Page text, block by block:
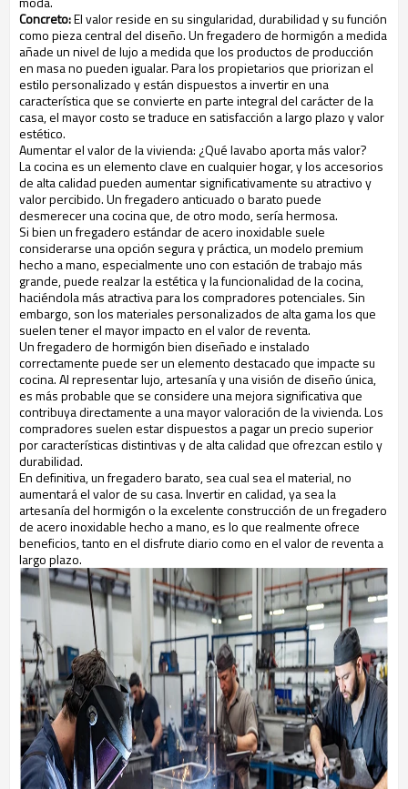
Concreto:El valor reside en su singularidad, durabilidad y su función
como pieza central del diseño. Un fregadero de hormigón a medida
añade un nivel de lujo a medida que los productos de producción
en masa no pueden igualar. Para los propietarios que priorizan el
estilo personalizado y están dispuestos a invertir en una
característica que se convierte en parte integral del carácter de la
casa, el mayor costo se traduce en satisfacción a largo plazo y valor
estético.
Aumentar el valor de la vivienda: ¿Qué lavabo aporta más valor?
La cocina es un elemento clave en cualquier hogar, y los accesorios
de alta calidad pueden aumentar significativamente su atractivo y
valor percibido. Un fregadero anticuado o barato puede
desmerecer una cocina que, de otro modo, sería hermosa.
Si bien un fregadero estándar de acero inoxidable suele
considerarse una opción segura y práctica, un modelo premium
hecho a mano, especialmente uno con estación de trabajo más
grande, puede realzar la estética y la funcionalidad de la cocina,
haciéndola más atractiva para los compradores potenciales. Sin
embargo, son los materiales personalizados de alta gama los que
suelen tener el mayor impacto en el valor de reventa.
Un fregadero de hormigón bien diseñado e instalado
correctamente puede ser un elemento destacado que impacte su
cocina. Al representar lujo, artesanía y una visión de diseño única,
es más probable que se considere una mejora significativa que
contribuya directamente a una mayor valoración de la vivienda. Los
compradores suelen estar dispuestos a pagar un precio superior
por características distintivas y de alta calidad que ofrezcan estilo y
durabilidad.
En definitiva, un fregadero barato, sea cual sea el material, no
aumentará el valor de su casa. Invertir en calidad, ya sea la
artesanía del hormigón o la excelente construcción de un fregadero
de acero inoxidable hecho a mano, es lo que realmente ofrece
beneficios, tanto en el disfrute diario como en el valor de reventa a
largo plazo.